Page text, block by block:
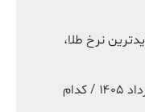
نرخ طلا،
بازدهی بازارها در هفته دوم مرداد ۱۴۰۵ / کدام